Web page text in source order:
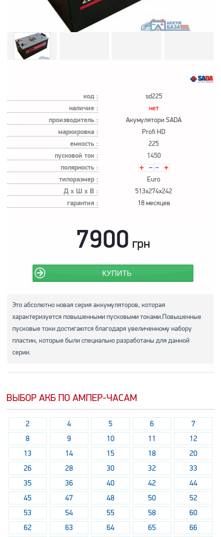
код : sd225
наличие : нет
производитель : Акумулятори SADA
маркировка : Profi HD
емкость : 225
пусковой ток : 1450
полярность :
типоразмер :
Euro
Д х Ш х В : 513x274x242
гарантия : 18 месяцев
7900 грн
КУПИТЬ
Это абсолютно новая серия аккумуляторов, которая
характеризуется повышенными пусковыми токами.Повышенные
пусковые токи достигаются благодаря увеличенному набору
пластин, которые были специально разработаны для данной
серии.
ВЫБОР АКБ ПО АМПЕР-ЧАСАМ
2 4 5 6
7
8
9 10 11
12
13
14 15 18
20
26
28 30 32
33
35
36 40 42
44
45
47 48 50
52
53
54 55 58
60
62
63 64 65
66